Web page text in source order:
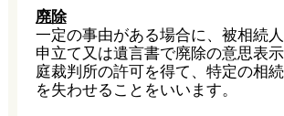
廃除
一定の事由がある場合に、被相続
申立て又は遺言書で廃除の意思表
庭裁判所の許可を得て、特定の相
を失わせることをいいます。